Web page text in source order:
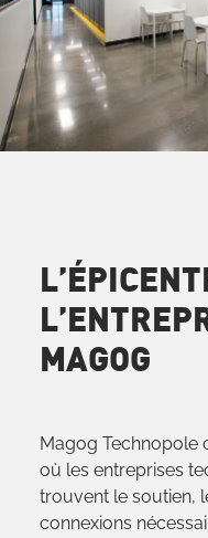
MAGOG
Magog Technopole
où les entreprises
trouvent le soutien,
connexions